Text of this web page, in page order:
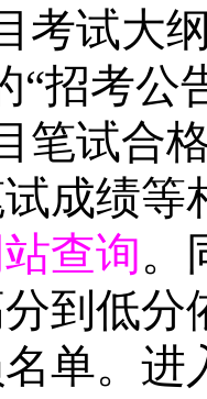
考试大
“招考公
笔试合
成绩等
查询。
到低分
单。进